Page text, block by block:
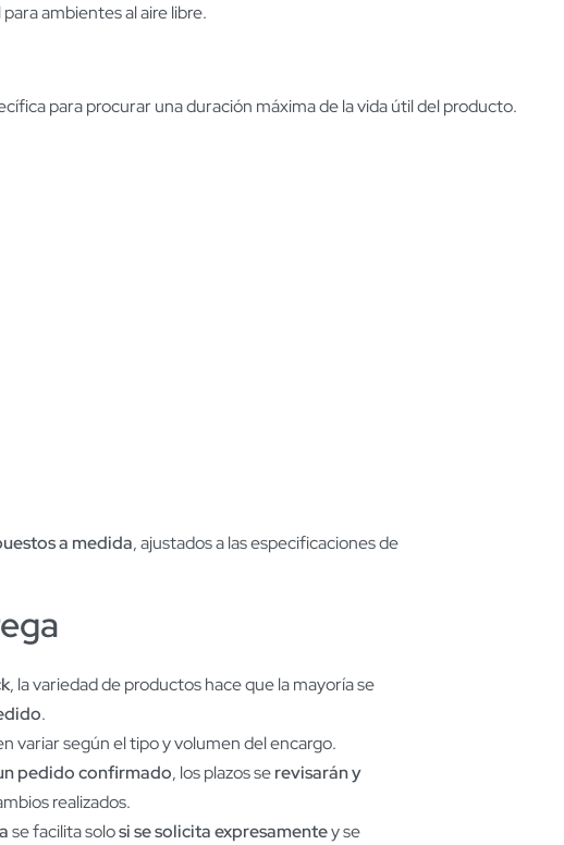
ambientes al aire libre.
para procurar una duración máxima de la vida útil del producto.
a medida, ajustados a las especificaciones de
, la variedad de productos hace que la mayoría se
.
variar según el tipo y volumen del encargo.
pedido confirmado, los plazos serevisarán y
realizados.
se facilita solosi se solicita expresamentey se